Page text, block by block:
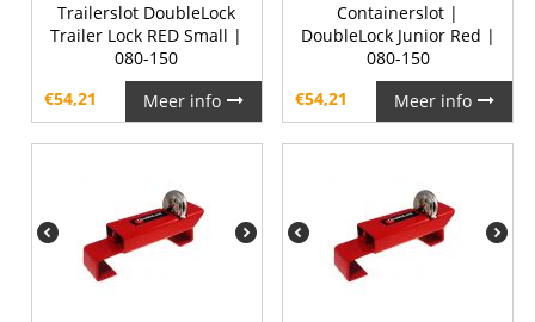
Trailerslot DoubleLock
Trailer Lock RED Small |
080-150
€54,21 Meer info
Containerslot |
DoubleLock Junior Red |
080-150
€54,21 Meer info